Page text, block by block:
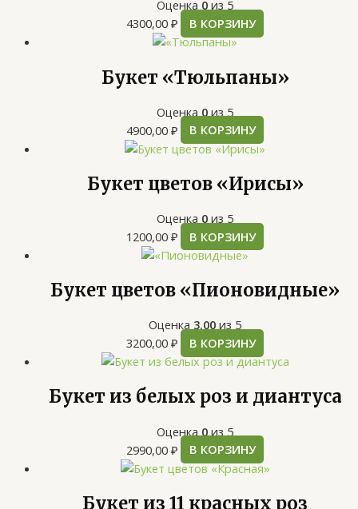
Оценка 0 из 5
4300,00 ₽ В КОРЗИНУ
Букет «Тюльпаны»
Оценка 0 из 5
4900,00 ₽ В КОРЗИНУ
Букет цветов «Ирисы»
Оценка 0 из 5
1200,00 ₽ В КОРЗИНУ
Букет цветов «Пионовидные»
Оценка 3.00 из 5
3200,00 ₽ В КОРЗИНУ
Букет из белых роз и диантуса
Оценка 0 из 5
2990,00 ₽ В КОРЗИНУ
Букет из 11 красных роз